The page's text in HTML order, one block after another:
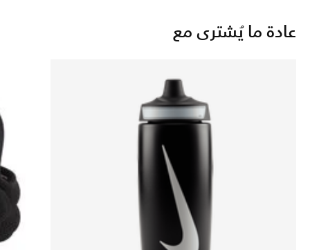
عادة ما يُشترى مع